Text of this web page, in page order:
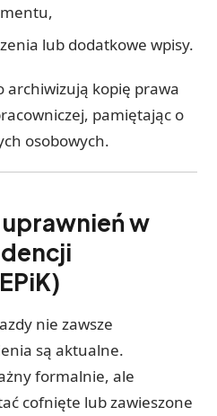
lub dodatkowe wpisy.
archiwizują kopię prawa
pamiętając o
osobowych.
w
nie zawsze
są aktualne.
formalnie, ale
cofnięte lub zawieszone